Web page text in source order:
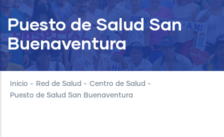
Puesto de Salud San
Buenaventura
Inicio - Red de Salud - Centro de Salud -
Puesto de Salud San Buenaventura